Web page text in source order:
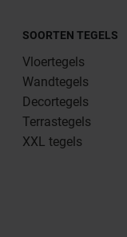
SOORTEN TEGELS
Vloertegels
Wandtegels
Decortegels
Terrastegels
XXL tegels